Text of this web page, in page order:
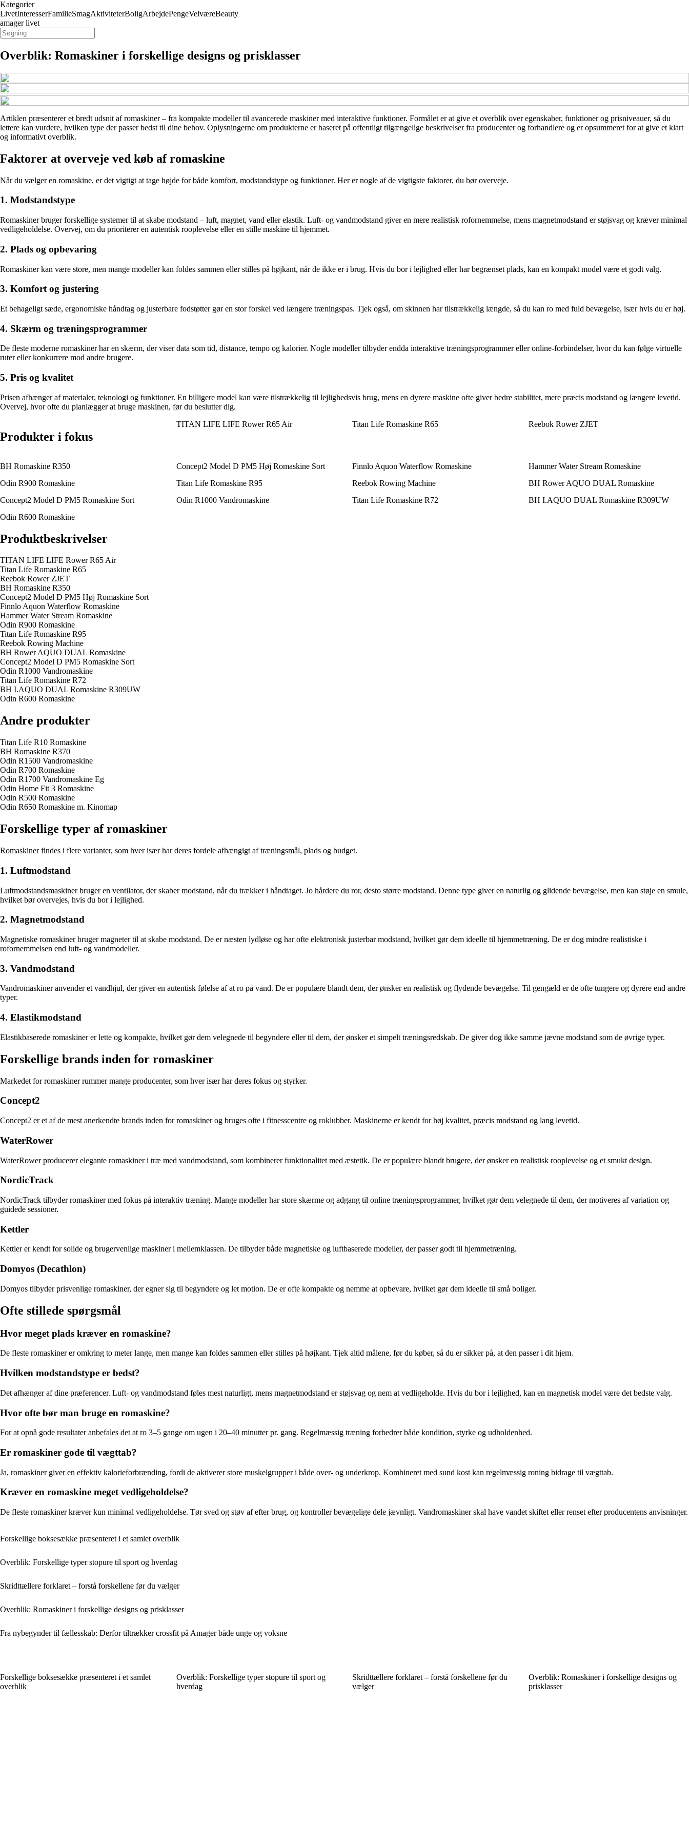
Kategorier
LivetInteresserFamilieSmagAktiviteterBoligArbejdePengeVelværeBeauty
amager livet
Overblik: Romaskiner i forskellige designs og prisklasser
Artiklen præsenterer et bredt udsnit af romaskiner – fra kompakte modeller til avancerede maskiner med interaktive funktioner. Formålet er at give et overblik over egenskaber, funktioner og prisniveauer, så du
lettere kan vurdere, hvilken type der passer bedst til dine behov. Oplysningerne om produkterne er baseret på offentligt tilgængelige beskrivelser fra producenter og forhandlere og er opsummeret for at give et klart
og informativt overblik.
Faktorer at overveje ved køb af romaskine
Når du vælger en romaskine, er det vigtigt at tage højde for både komfort, modstandstype og funktioner. Her er nogle af de vigtigste faktorer, du bør overveje.
1. Modstandstype
Romaskiner bruger forskellige systemer til at skabe modstand – luft, magnet, vand eller elastik. Luft- og vandmodstand giver en mere realistisk rofornemmelse, mens magnetmodstand er støjsvag og kræver minimal
vedligeholdelse. Overvej, om du prioriterer en autentisk rooplevelse eller en stille maskine til hjemmet.
2. Plads og opbevaring
Romaskiner kan være store, men mange modeller kan foldes sammen eller stilles på højkant, når de ikke er i brug. Hvis du bor i lejlighed eller har begrænset plads, kan en kompakt model være et godt valg.
3. Komfort og justering
Et behageligt sæde, ergonomiske håndtag og justerbare fodstøtter gør en stor forskel ved længere træningspas. Tjek også, om skinnen har tilstrækkelig længde, så du kan ro med fuld bevægelse, især hvis du er høj.
4. Skærm og træningsprogrammer
De fleste moderne romaskiner har en skærm, der viser data som tid, distance, tempo og kalorier. Nogle modeller tilbyder endda interaktive træningsprogrammer eller online-forbindelser, hvor du kan følge virtuelle
ruter eller konkurrere mod andre brugere.
5. Pris og kvalitet
Prisen afhænger af materialer, teknologi og funktioner. En billigere model kan være tilstrækkelig til lejlighedsvis brug, mens en dyrere maskine ofte giver bedre stabilitet, mere præcis modstand og længere levetid.
Overvej, hvor ofte du planlægger at bruge maskinen, før du beslutter dig.
Produkter i fokus
TITAN LIFE LIFE Rower R65 Air Titan Life Romaskine R65 Reebok Rower ZJET
BH Romaskine R350 Concept2 Model D PM5 Høj Romaskine Sort Finnlo Aquon Waterflow Romaskine
Hammer Water Stream Romaskine
Odin R900 Romaskine
Titan Life Romaskine R95 Reebok Rowing Machine
BH Rower AQUO DUAL Romaskine
Concept2 Model D PM5 Romaskine Sort
Odin R1000 Vandromaskine Titan Life Romaskine R72
BH I.AQUO DUAL Romaskine R309UW
Odin R600 Romaskine
Produktbeskrivelser
TITAN LIFE LIFE Rower R65 Air
Titan Life Romaskine R65
Reebok Rower ZJET
BH Romaskine R350
Concept2 Model D PM5 Høj Romaskine Sort
Finnlo Aquon Waterflow Romaskine
Hammer Water Stream Romaskine
Odin R900 Romaskine
Titan Life Romaskine R95
Reebok Rowing Machine
BH Rower AQUO DUAL Romaskine
Concept2 Model D PM5 Romaskine Sort
Odin R1000 Vandromaskine
Titan Life Romaskine R72
BH I.AQUO DUAL Romaskine R309UW
Odin R600 Romaskine
Andre produkter
Titan Life R10 Romaskine
BH Romaskine R370
Odin R1500 Vandromaskine
Odin R700 Romaskine
Odin R1700 Vandromaskine Eg
Odin Home Fit 3 Romaskine
Odin R500 Romaskine
Odin R650 Romaskine m. Kinomap
Forskellige typer af romaskiner
Romaskiner findes i flere varianter, som hver især har deres fordele afhængigt af træningsmål, plads og budget.
1. Luftmodstand
Luftmodstandsmaskiner bruger en ventilator, der skaber modstand, når du trækker i håndtaget. Jo hårdere du ror, desto større modstand. Denne type giver en naturlig og glidende bevægelse, men kan støje en smule,
hvilket bør overvejes, hvis du bor i lejlighed.
2. Magnetmodstand
Magnetiske romaskiner bruger magneter til at skabe modstand. De er næsten lydløse og har ofte elektronisk justerbar modstand, hvilket gør dem ideelle til hjemmetræning. De er dog mindre realistiske i
rofornemmelsen end luft- og vandmodeller.
3. Vandmodstand
Vandromaskiner anvender et vandhjul, der giver en autentisk følelse af at ro på vand. De er populære blandt dem, der ønsker en realistisk og flydende bevægelse. Til gengæld er de ofte tungere og dyrere end andre
typer.
4. Elastikmodstand
Elastikbaserede romaskiner er lette og kompakte, hvilket gør dem velegnede til begyndere eller til dem, der ønsker et simpelt træningsredskab. De giver dog ikke samme jævne modstand som de øvrige typer.
Forskellige brands inden for romaskiner
Markedet for romaskiner rummer mange producenter, som hver især har deres fokus og styrker.
Concept2
Concept2 er et af de mest anerkendte brands inden for romaskiner og bruges ofte i fitnesscentre og roklubber. Maskinerne er kendt for høj kvalitet, præcis modstand og lang levetid.
WaterRower
WaterRower producerer elegante romaskiner i træ med vandmodstand, som kombinerer funktionalitet med æstetik. De er populære blandt brugere, der ønsker en realistisk rooplevelse og et smukt design.
NordicTrack
NordicTrack tilbyder romaskiner med fokus på interaktiv træning. Mange modeller har store skærme og adgang til online træningsprogrammer, hvilket gør dem velegnede til dem, der motiveres af variation og
guidede sessioner.
Kettler
Kettler er kendt for solide og brugervenlige maskiner i mellemklassen. De tilbyder både magnetiske og luftbaserede modeller, der passer godt til hjemmetræning.
Domyos (Decathlon)
Domyos tilbyder prisvenlige romaskiner, der egner sig til begyndere og let motion. De er ofte kompakte og nemme at opbevare, hvilket gør dem ideelle til små boliger.
Ofte stillede spørgsmål
Hvor meget plads kræver en romaskine?
De fleste romaskiner er omkring to meter lange, men mange kan foldes sammen eller stilles på højkant. Tjek altid målene, før du køber, så du er sikker på, at den passer i dit hjem.
Hvilken modstandstype er bedst?
Det afhænger af dine præferencer. Luft- og vandmodstand føles mest naturligt, mens magnetmodstand er støjsvag og nem at vedligeholde. Hvis du bor i lejlighed, kan en magnetisk model være det bedste valg.
Hvor ofte bør man bruge en romaskine?
For at opnå gode resultater anbefales det at ro 3–5 gange om ugen i 20–40 minutter pr. gang. Regelmæssig træning forbedrer både kondition, styrke og udholdenhed.
Er romaskiner gode til vægttab?
Ja, romaskiner giver en effektiv kalorieforbrænding, fordi de aktiverer store muskelgrupper i både over- og underkrop. Kombineret med sund kost kan regelmæssig roning bidrage til vægttab.
Kræver en romaskine meget vedligeholdelse?
De fleste romaskiner kræver kun minimal vedligeholdelse. Tør sved og støv af efter brug, og kontroller bevægelige dele jævnligt. Vandromaskiner skal have vandet skiftet eller renset efter producentens anvisninger.
Forskellige boksesække præsenteret i et samlet overblik
Overblik: Forskellige typer stopure til sport og hverdag
Skridttællere forklaret – forstå forskellene før du vælger
Overblik: Romaskiner i forskellige designs og prisklasser
Fra nybegynder til fællesskab: Derfor tiltrækker crossfit på Amager både unge og voksne
Forskellige boksesække præsenteret i et samlet
overblik
Overblik: Forskellige typer stopure til sport og
hverdag
Skridttællere forklaret – forstå forskellene før du
vælger
Overblik: Romaskiner i forskellige designs og
prisklasser